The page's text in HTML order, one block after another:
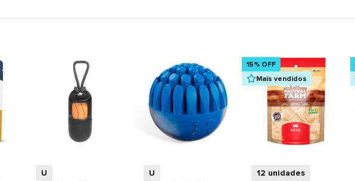
+
U
+
U
15% OFF
Mais vendidos
12 unidades